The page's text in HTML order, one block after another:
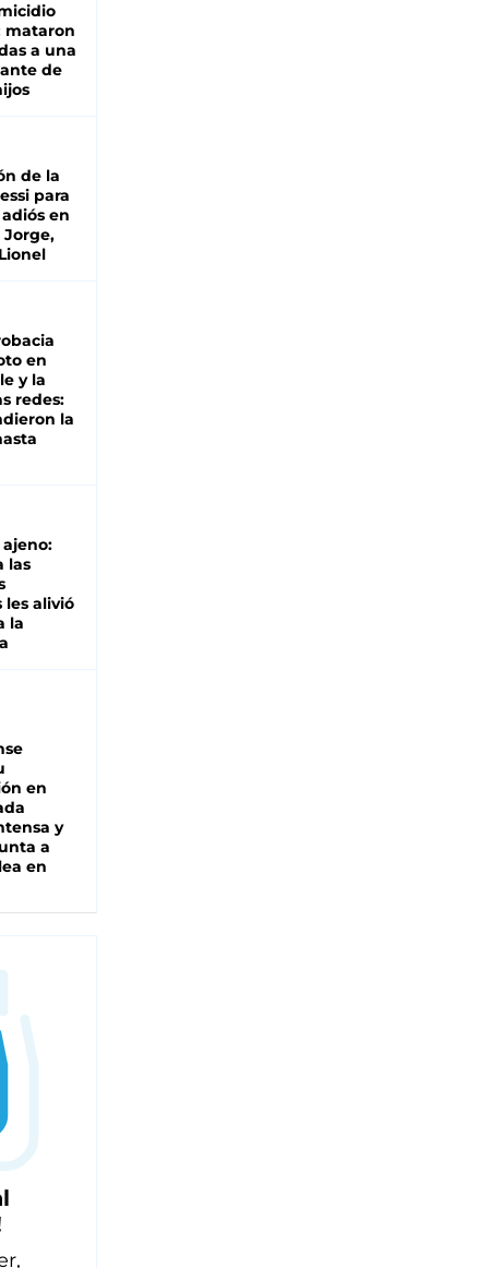
mataron
a una
de
de la
para
en
Jorge,
en
y la
redes:
la
ajeno:
las
les alivió
la
en
y
a
en